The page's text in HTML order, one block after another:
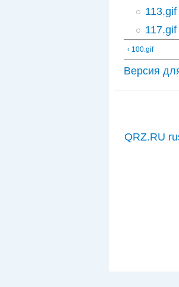
113.gif
117.gif
‹ 100.gif
Версия
QRZ.RU